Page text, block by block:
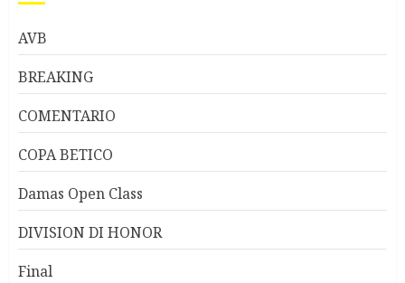
AVB
BREAKING
COMENTARIO
COPA BETICO
Damas Open Class
DIVISION DI HONOR
Final